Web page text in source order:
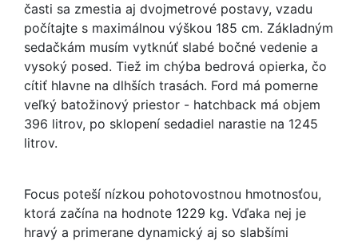
časti sa zmestia aj dvojmetrové postavy, vzadu
počítajte s maximálnou výškou 185 cm. Základným
sedačkám musím vytknúť slabé bočné vedenie a
vysoký posed. Tiež im chýba bedrová opierka, čo
cítiť hlavne na dlhších trasách. Ford má pomerne
veľký batožinový priestor - hatchback má objem
396 litrov, po sklopení sedadiel narastie na 1245
litrov.
Focus poteší nízkou pohotovostnou hmotnosťou,
ktorá začína na hodnote 1229 kg. Vďaka nej je
hravý a primerane dynamický aj so slabšími